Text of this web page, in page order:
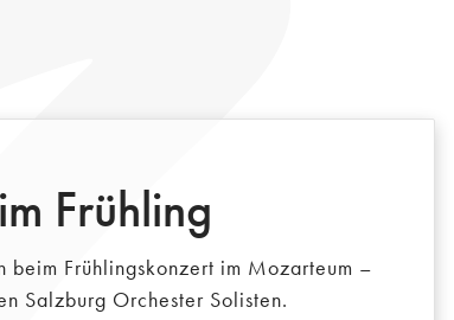
Frühling
beim Frühlingskonzert im Mozarteum –
Salzburg Orchester Solisten.